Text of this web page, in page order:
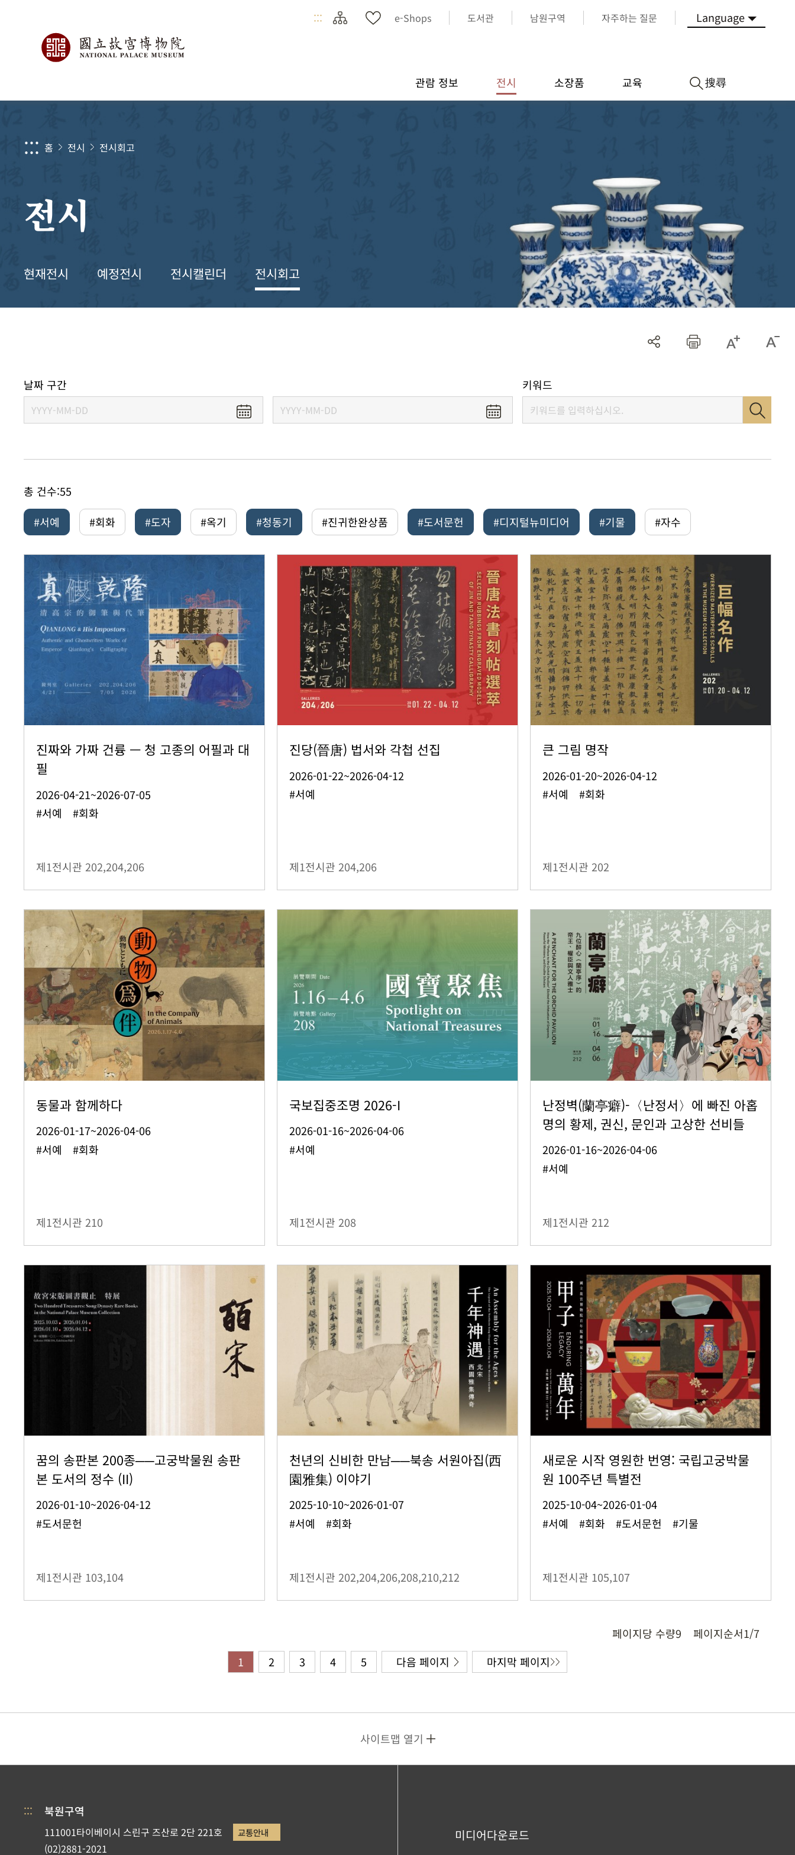
::: e-Shops 도서관 남원구역 자주하는 질문 Language
관람 정보 전시 소장품 교육 搜尋
::: 홈 전시 전시회고
전시
현재전시 예정전시 전시캘린더 전시회고
날짜 구간 키워드
총 건수:55
#서예
#회화 #도자 #옥기 #청동기 #진귀한완상품 #도서문헌 #디지털뉴미디어 #기물 #자수
진짜와 가짜 건륭 — 청 고종의 어필과 대
필
2026-04-21~2026-07-05
#서예 #회화
제1전시관 202,204,206
진당(晉唐) 법서와 각첩 선집
2026-01-22~2026-04-12
#서예
제1전시관 204,206
큰 그림 명작
2026-01-20~2026-04-12
#서예 #회화
제1전시관 202
동물과 함께하다
2026-01-17~2026-04-06
#서예 #회화
제1전시관 210
국보집중조명 2026-I
2026-01-16~2026-04-06
#서예
제1전시관 208
난정벽(蘭亭癖)-〈난정서〉에 빠진 아홉
명의 황제, 권신, 문인과 고상한 선비들
2026-01-16~2026-04-06
#서예
제1전시관 212
꿈의 송판본 200종──고궁박물원 송판
본 도서의 정수 (II)
2026-01-10~2026-04-12
#도서문헌
제1전시관 103,104
천년의 신비한 만남──북송 서원아집(西
園雅集) 이야기
2025-10-10~2026-01-07
#서예 #회화
제1전시관 202,204,206,208,210,212
새로운 시작 영원한 번영: 국립고궁박물
원 100주년 특별전
2025-10-04~2026-01-04
#서예 #회화 #도서문헌 #기물
제1전시관 105,107
페이지당 수량9 페이지순서1/7
1
2 3 4 5 다음 페이지 마지막 페이지
사이트맵 열기
::: 북원구역
111001타이베이시 스린구 즈산로 2단 221호 교통안내
(02)2881-2021
미디어다운로드